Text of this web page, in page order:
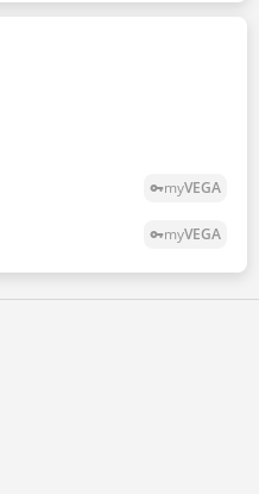
vpn_keymyVEGA
vpn_keymyVEGA